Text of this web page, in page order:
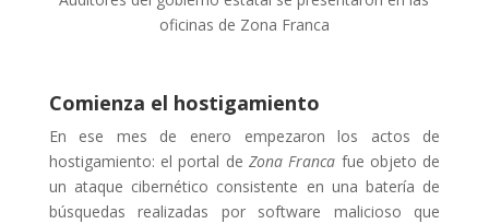
oficinas de Zona Franca
Comienza el hostigamiento
En ese mes de enero empezaron los actos de
hostigamiento: el portal de Zona Franca fue objeto de
un ataque cibernético consistente en una batería de
búsquedas realizadas por software malicioso que